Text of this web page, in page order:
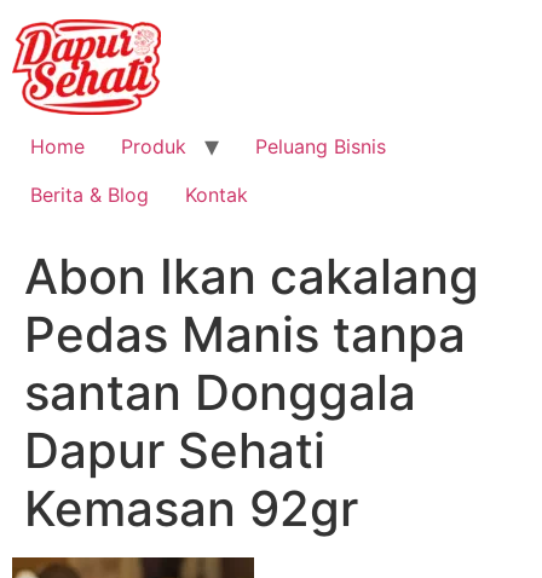
Home Produk
Peluang Bisnis
Berita & Blog
Kontak
Abon Ikan cakalang
Pedas Manis tanpa
santan Donggala
Dapur Sehati
Kemasan 92gr